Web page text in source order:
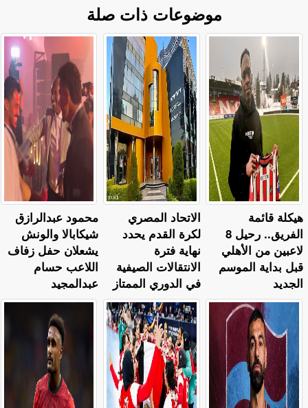
موضوعات ذات صلة
محمود عبدالرازق
شيكابالا والونش
يشعلان حفل زفاف
اللاعب حسام
عبدالمجيد
الاتحاد المصري
لكرة القدم يحدد
نهاية فترة
الانتقالات الصيفية
في الدوري الممتاز
هيكلة قائمة
الفريق.. رحيل 8
لاعبين من الأهلي
قبل بداية الموسم
الجديد